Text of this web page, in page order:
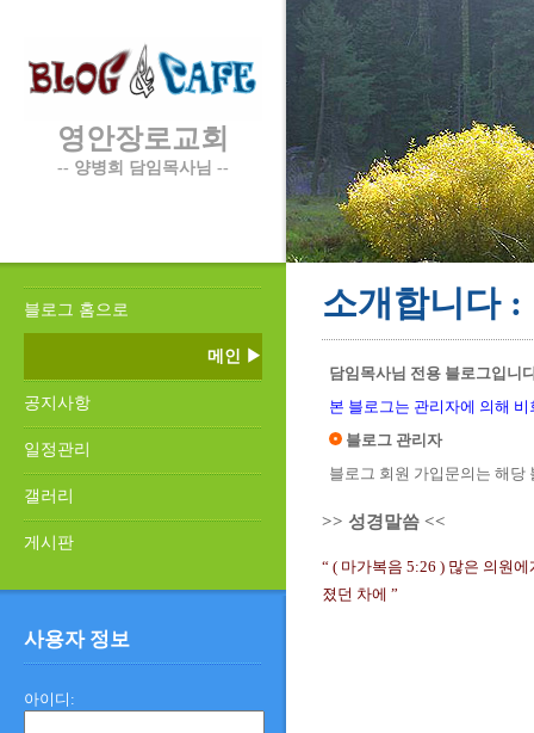
영안장로교회
-- 양병희 담임목사님 --
블로그 홈으로
메인 ▶
공지사항
일정관리
갤러리
게시판
사용자 정보
아이디:
소개합니다 :
담임목사님 전용 블로그입니
본 블로그는 관리자에 의해
블로그 관리자
블로그 회원 가입문의는 해당
>> 성경말씀 <<
“ ( 마가복음 5:26 ) 많은 의원
졌던 차에 ”